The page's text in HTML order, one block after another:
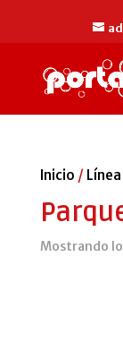
Inicio /
Mostrando